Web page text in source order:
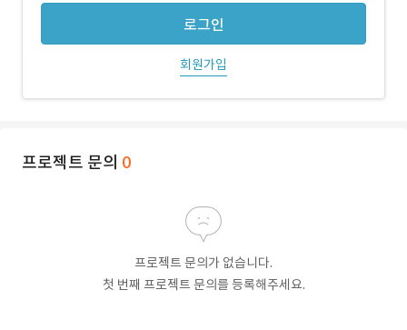
로그인
회원가입
프로젝트 문의 0
프로젝트 문의가 없습니다.
첫 번째 프로젝트 문의를 등록해주세요.